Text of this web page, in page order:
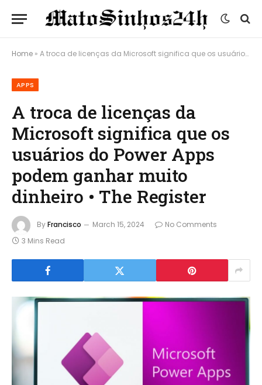
Home » A troca de licenças da Microsoft significa que os usuários do Power Apps podem ganhar muito dinheiro • The Register
APPS
A troca de licenças da
Microsoft significa que os
usuários do Power Apps
podem ganhar muito
dinheiro • The Register
ByFrancisco March 15, 2024
No Comments
3 Mins Read